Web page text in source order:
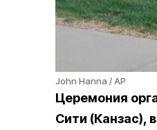
John Hanna / AP
Церемония
Сити (Канзас),